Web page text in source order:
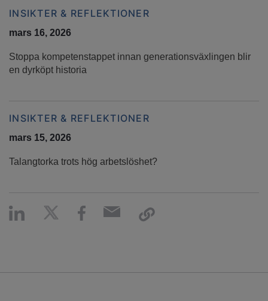
INSIKTER & REFLEKTIONER
mars 16, 2026
Stoppa kompetenstappet innan generationsväxlingen blir
en dyrköpt historia
INSIKTER & REFLEKTIONER
mars 15, 2026
Talangtorka trots hög arbetslöshet?